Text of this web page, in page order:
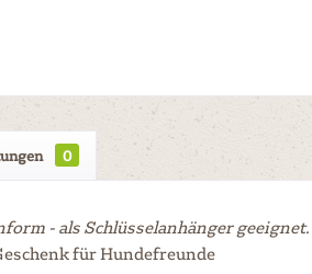
0
- als Schlüsselanhänger geeignet.
für Hundefreunde